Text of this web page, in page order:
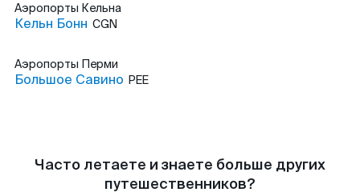
Аэропорты Кельна
Кельн Бонн CGN
Аэропорты Перми
Большое Савино PEE
Часто летаете и знаете больше других
путешественников?